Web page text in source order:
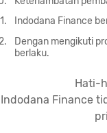
Indodana Finance
Dengan mengikuti
berlaku.
Hati-
Indodana Finance